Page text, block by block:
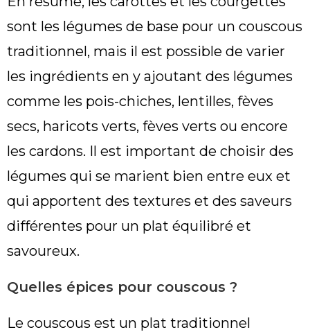
sont les légumes de base pour un couscous
traditionnel, mais il est possible de varier
les ingrédients en y ajoutant des légumes
comme les pois-chiches, lentilles, fèves
secs, haricots verts, fèves verts ou encore
les cardons. Il est important de choisir des
légumes qui se marient bien entre eux et
qui apportent des textures et des saveurs
différentes pour un plat équilibré et
savoureux.
Quelles épices pour couscous ?
Le couscous est un plat traditionnel